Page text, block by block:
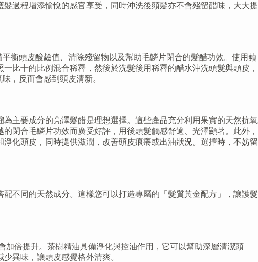
過程增添愉悅的感官享受，同時沖洗後頭髮亦不會殘留醋味，大大提
衡頭皮酸鹼值、清除殘留物以及幫助毛鱗片閉合的髮醋功效。使用蘋
比十的比例混合稀釋，然後於洗髮後用稀釋的醋水沖洗頭髮與頭皮，
，反而會感到頭皮清新。
主要成分的亮澤髮醋是理想選擇。這些產品充分利用果實的天然抗氧
閉合毛鱗片功效而廣受好評，用後頭髮觸感舒適、光澤顯著。此外，
化頭皮，同時提供滋潤，改善頭皮痕癢或出油狀況。選擇時，不妨留
不同的天然成分。這樣您可以打造專屬的「髮質黃金配方」，讓護髮
倍提升。茶樹精油具備淨化與控油作用，它可以幫助深層清潔頭
異味，讓頭皮感覺格外清爽。